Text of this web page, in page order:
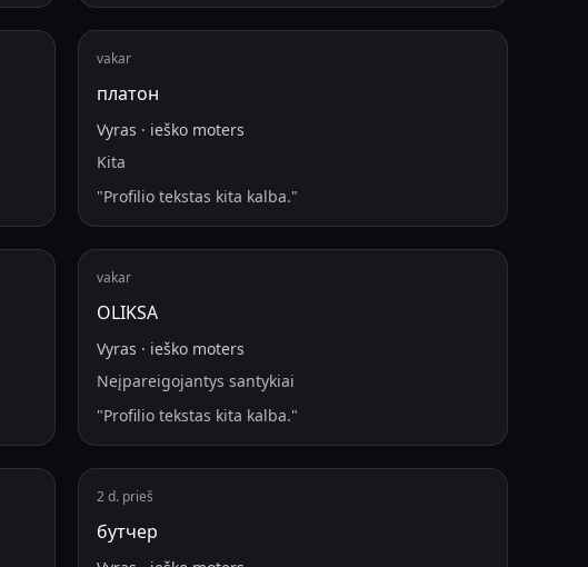
vakar
платон
Vyras · ieško moters
Kita
"Profilio tekstas kita kalba."
vakar
OLIKSA
Vyras · ieško moters
Neįpareigojantys santykiai
"Profilio tekstas kita kalba."
2 d. prieš
бутчер